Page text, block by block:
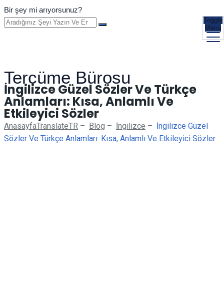
Bir şey mi arıyorsunuz?
Tercüme Bürosu
Toggle
Menu
İngilizce Güzel Sözler Ve Türkçe
Anlamları: Kısa, Anlamlı Ve
Etkileyici Sözler
AnasayfaTranslateTR – Blog – İngilizce – İngilizce Güzel
Sözler Ve Türkçe Anlamları: Kısa, Anlamlı Ve Etkileyici Sözler